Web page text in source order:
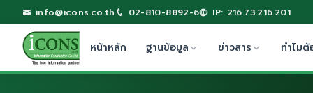
info@icons.co.th 02-810-8892-6 IP: 216.73.216.201
หน้าหลัก ฐานข้อมูล ข่าวสาร ทำไมต้